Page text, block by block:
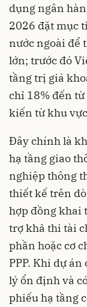
dụng ngân
2026 đặt mục
nước ngoài để
lớn; trước đó
tầng trị giá
chỉ 18% đến
kiến từ khu
Đây chính là
hạ tầng giao
nghiệp thông
thiết kế trên
hợp đồng khai
trợ khả thi tài
phần hoặc cơ
PPP. Khi dự
lý ổn định và
phiếu hạ tầng